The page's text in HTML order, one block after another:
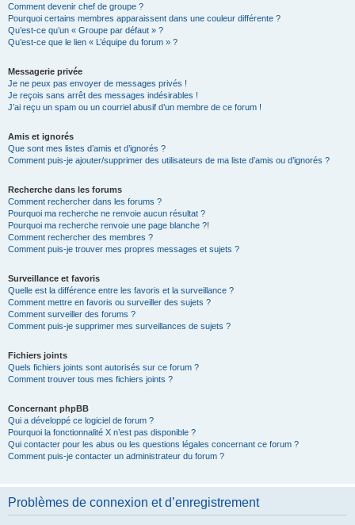
Comment devenir chef de groupe ?
Pourquoi certains membres apparaissent dans une couleur différente ?
Qu’est-ce qu’un « Groupe par défaut » ?
Qu’est-ce que le lien « L’équipe du forum » ?
Messagerie privée
Je ne peux pas envoyer de messages privés !
Je reçois sans arrêt des messages indésirables !
J’ai reçu un spam ou un courriel abusif d’un membre de ce forum !
Amis et ignorés
Que sont mes listes d’amis et d’ignorés ?
Comment puis-je ajouter/supprimer des utilisateurs de ma liste d’amis ou d’ignorés ?
Recherche dans les forums
Comment rechercher dans les forums ?
Pourquoi ma recherche ne renvoie aucun résultat ?
Pourquoi ma recherche renvoie une page blanche ?!
Comment rechercher des membres ?
Comment puis-je trouver mes propres messages et sujets ?
Surveillance et favoris
Quelle est la différence entre les favoris et la surveillance ?
Comment mettre en favoris ou surveiller des sujets ?
Comment surveiller des forums ?
Comment puis-je supprimer mes surveillances de sujets ?
Fichiers joints
Quels fichiers joints sont autorisés sur ce forum ?
Comment trouver tous mes fichiers joints ?
Concernant phpBB
Qui a développé ce logiciel de forum ?
Pourquoi la fonctionnalité X n’est pas disponible ?
Qui contacter pour les abus ou les questions légales concernant ce forum ?
Comment puis-je contacter un administrateur du forum ?
Problèmes de connexion et d’enregistrement